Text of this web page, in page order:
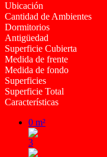
Ubicación
Cantidad de Ambientes
Dormitorios
Antigüedad
Superficie Cubierta
Medida de frente
Medida de fondo
Superficies
Superficie Total
Características
0 m²
3